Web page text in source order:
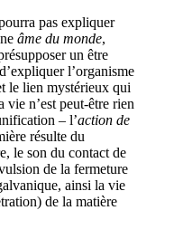
pas expliquer
âme du monde,
un être
l’organisme
le lien mystérieux qui
vie n’est peut-être rien
– l’action de
résulte du
le son du contact de
de la fermeture
ainsi la vie
de la matière